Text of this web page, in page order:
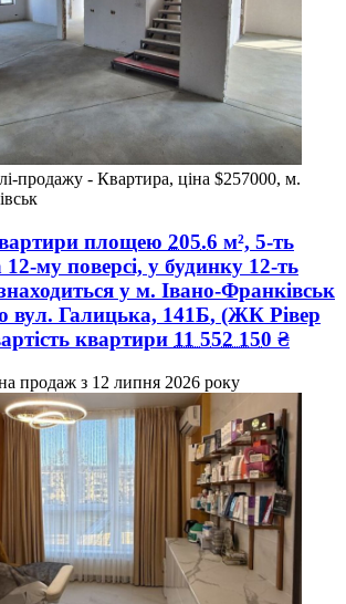
продажу - Квартира, ціна $257000, м.
площею 205.6 м², 5-ть
12-му поверсі, у будинку 12-ть
у м. Івано-Франківськ
вул. Галицька, 141Б, (ЖК Рівер
квартири 11 552 150 ₴
продаж з 12 липня 2026 року